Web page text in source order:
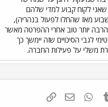
שהרעפתי, עוד לא יצא לי לראות
עמוס, או אפילו מלא. אין לי מושג איך
לאור העובדה שהם מציעים
בכ-25 אחוז ממה שאגד הציעו בעבר ועדיין מציעים. אולי
שלהם היתה תלויה במשך שבועות
אקספרס - תמיד בדרך שלכה´...
לקוח קבוע למדי שלהם
מאז שהחלו לפעול בנהריה),
יותר טוב אחרי ההפרטה מאשר
לגבי הסיכויים שזה יימשך כך
משלי על פעילות החברה.
Tumblr
WhatsAppדואר אלקטרוני